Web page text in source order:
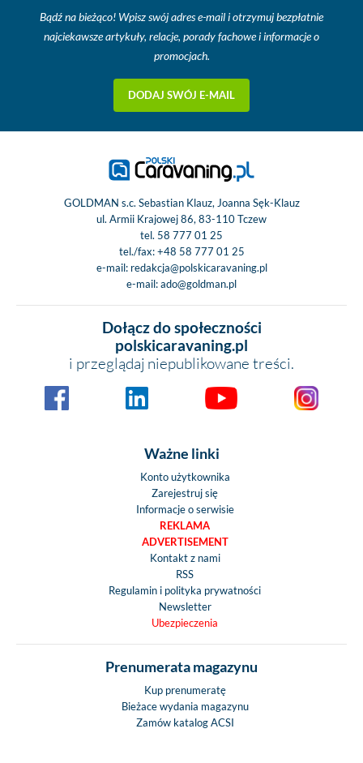
Bądź na bieżąco! Wpisz swój adres e-mail i otrzymuj bezpłatnie
najciekawsze artykuły, relacje, porady fachowe i informacje o
promocjach.
DODAJ SWÓJ E-MAIL
GOLDMAN s.c. Sebastian Klauz, Joanna Sęk-Klauz
ul. Armii Krajowej 86, 83-110 Tczew
tel. 58 777 01 25
tel./fax:+48 58 777 01 25
e-mail: redakcja@polskicaravaning.pl
e-mail:ado@goldman.pl
Dołącz do społeczności
polskicaravaning.pl
i przeglądaj niepublikowane treści.
Ważne linki
Konto użytkownika
Zarejestruj się
Informacje o serwisie
REKLAMA
ADVERTISEMENT
Kontakt z nami
RSS
Regulamin i polityka prywatności
Newsletter
Ubezpieczenia
Prenumerata magazynu
Kup prenumeratę
Bieżace wydania magazynu
Zamów katalog ACSI